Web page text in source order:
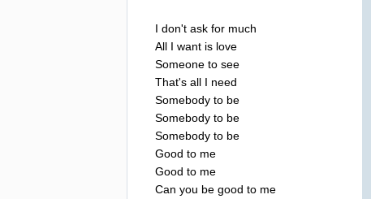
I don't ask for much
All I want is love
Someone to see
That's all I need
Somebody to be
Somebody to be
Somebody to be
Good to me
Good to me
Can you be good to me